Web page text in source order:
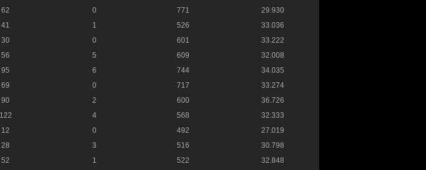
62 0 771
29.930
41 1 526
33.036
30 0 601
33.222
56 5 609
32.008
95 6 744
34.035
69 0 717
33.274
90 2 600
36.726
122 4 568
32.333
12 0 492
27.019
28 3 516
30.798
52 1 522
32.848